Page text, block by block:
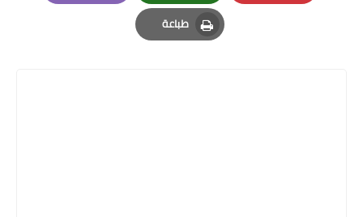
Pinterest
Whatsapp
Email
طباعة
Print